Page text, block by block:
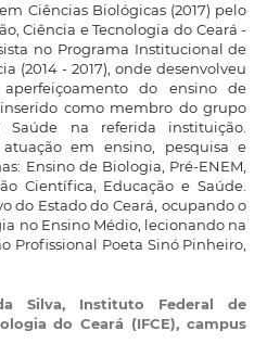
Ciências Biológicas (2017) pelo
Ciência e Tecnologia do Ceará -
no Programa Institucional de
(2014 - 2017), onde desenvolveu
do ensino de
como membro do grupo
na referida instituição.
em ensino, pesquisa e
Ensino de Biologia, Pré-ENEM,
Científica, Educação e Saúde.
do Estado do Ceará, ocupando o
no Ensino Médio, lecionando na
Profissional Poeta Sinó Pinheiro,
Silva, Instituto Federal de
do Ceará (IFCE), campus